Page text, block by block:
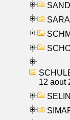
12 aout